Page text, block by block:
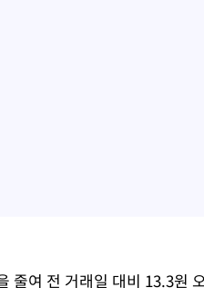
줄여 전 거래일 대비 13.3원